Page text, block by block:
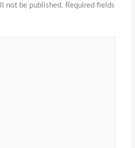
not be published. Required fields